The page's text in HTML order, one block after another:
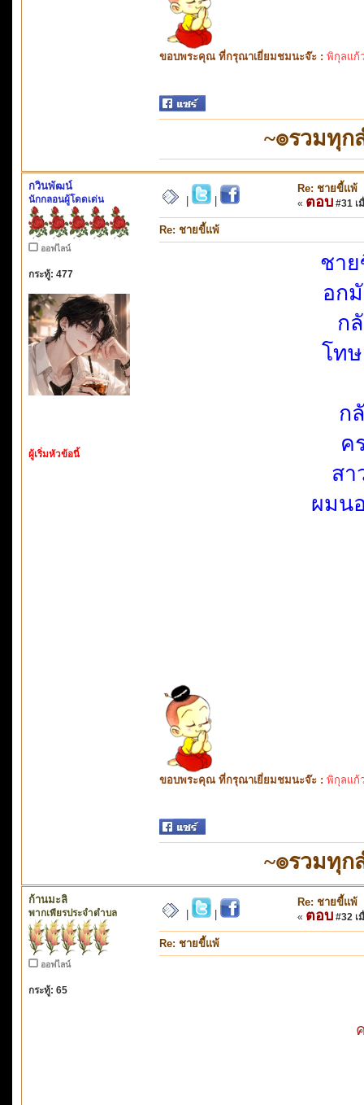
ขอบพระคุณ ที่กรุณาเยี่ยมชมนะจ๊ะ : พิกุลแก้
~๏รวมทุ
กวินพัฒน์
นักกลอนผู้โดดเด่น
ออฟไลน์
กระทู้: 477
ผู้เริ่มหัวข้อนี้
Re: ชายขี้แพ้
« ตอบ #31 เ
Re: ชายขี้แพ้
ชา
อก
ก
โท
ก
ค
สา
ผมน
ขอบพระคุณ ที่กรุณาเยี่ยมชมนะจ๊ะ : พิกุลแก้
~๏รวมทุ
ก้านมะลิ
พากเพียรประจำตำบล
ออฟไลน์
กระทู้: 65
Re: ชายขี้แพ้
« ตอบ #32 เ
Re: ชายขี้แพ้